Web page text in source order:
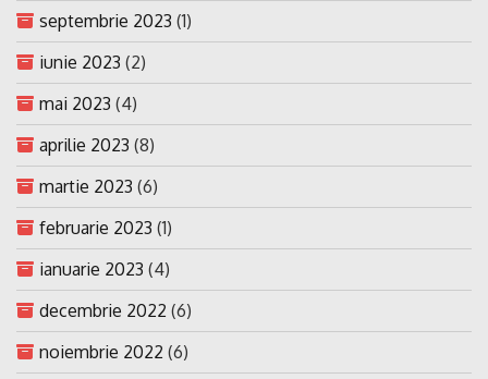
septembrie 2023 (1)
iunie 2023 (2)
mai 2023 (4)
aprilie 2023 (8)
martie 2023 (6)
februarie 2023 (1)
ianuarie 2023 (4)
decembrie 2022 (6)
noiembrie 2022 (6)